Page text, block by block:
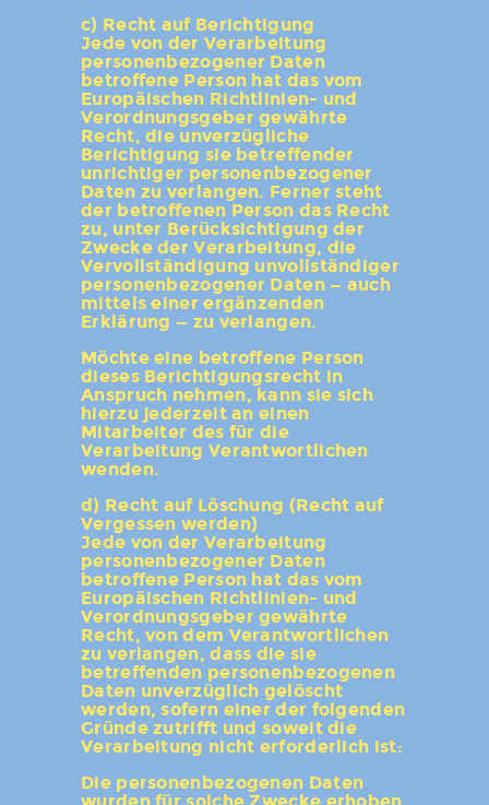
c) Recht auf Berichtigung
Jede von der Verarbeitung
personenbezogener Daten
betroffene Person hat das vom
Europäischen Richtlinien- und
Verordnungsgeber gewährte
Recht, die unverzügliche
Berichtigung sie betreffender
unrichtiger personenbezogener
Daten zu verlangen. Ferner steht
der betroffenen Person das Recht
zu, unter Berücksichtigung der
Zwecke der Verarbeitung, die
Vervollständigung unvollständiger
personenbezogener Daten — auch
mittels einer ergänzenden
Erklärung — zu verlangen.
Möchte eine betroffene Person
dieses Berichtigungsrecht in
Anspruch nehmen, kann sie sich
hierzu jederzeit an einen
Mitarbeiter des für die
Verarbeitung Verantwortlichen
wenden.
d) Recht auf Löschung (Recht auf
Vergessen werden)
Jede von der Verarbeitung
personenbezogener Daten
betroffene Person hat das vom
Europäischen Richtlinien- und
Verordnungsgeber gewährte
Recht, von dem Verantwortlichen
zu verlangen, dass die sie
betreffenden personenbezogenen
Daten unverzüglich gelöscht
werden, sofern einer der folgenden
Gründe zutrifft und soweit die
Verarbeitung nicht erforderlich ist:
Die personenbezogenen Daten